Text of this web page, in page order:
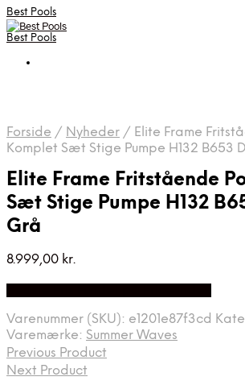
Best Pools
Best Pools
Forside / Nyheder / Elite Frame
Komplet Sæt Stige Pumpe H132 B653
Elite Frame Fritstående
Sæt Stige Pumpe H132
Grå
8.999,00 kr.
Varenummer (SKU): e1201e87f3cd
Varemærke: Summer Waves
Previous Product
Next Product